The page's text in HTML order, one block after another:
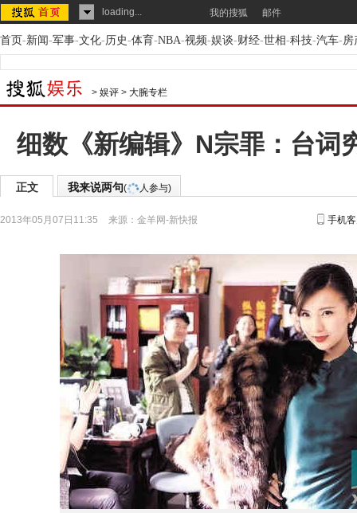
loading... 我的搜狐 邮件
首页-新闻-军事-文化-历史-体育-NBA-视频-娱谈-财经-世相-科技-汽车-房
> 娱评 > 大腕专栏
细数《新编辑》N宗罪：台词
正文 我来说两句( 人参与)
2013年05月07日11:35 来源： 金羊网-新快报 手机